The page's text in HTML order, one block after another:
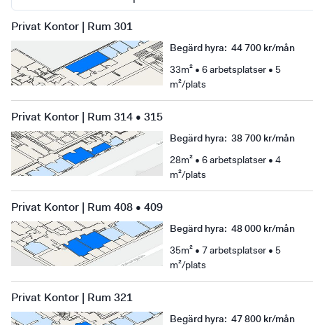
Privat Kontor | Rum 301
Begärd hyra: 44 700 kr/mån
33m² • 6 arbetsplatser • 5
m²/plats
Privat Kontor | Rum 314 • 315
Begärd hyra: 38 700 kr/mån
28m² • 6 arbetsplatser • 4
m²/plats
Privat Kontor | Rum 408 • 409
Begärd hyra: 48 000 kr/mån
35m² • 7 arbetsplatser • 5
m²/plats
Privat Kontor | Rum 321
Begärd hyra: 47 800 kr/mån